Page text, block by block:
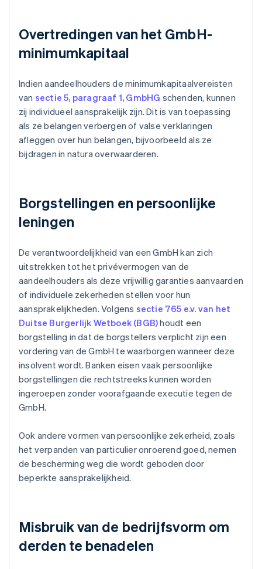
Overtredingen van het GmbH-
minimumkapitaal
Indien aandeelhouders de minimumkapitaalvereisten
van sectie 5, paragraaf 1, GmbHG schenden, kunnen
zij individueel aansprakelijk zijn. Dit is van toepassing
als ze belangen verbergen of valse verklaringen
afleggen over hun belangen, bijvoorbeeld als ze
bijdragen in natura overwaarderen.
Borgstellingen en persoonlijke
leningen
De verantwoordelijkheid van een GmbH kan zich
uitstrekken tot het privévermogen van de
aandeelhouders als deze vrijwillig garanties aanvaarden
of individuele zekerheden stellen voor hun
aansprakelijkheden. Volgens sectie 765 e.v. van het
Duitse Burgerlijk Wetboek (BGB)houdt een
borgstelling in dat de borgstellers verplicht zijn een
vordering van de GmbH te waarborgen wanneer deze
insolvent wordt. Banken eisen vaak persoonlijke
borgstellingen die rechtstreeks kunnen worden
ingeroepen zonder voorafgaande executie tegen de
GmbH.
Ook andere vormen van persoonlijke zekerheid, zoals
het verpanden van particulier onroerend goed, nemen
de bescherming weg die wordt geboden door
beperkte aansprakelijkheid.
Misbruik van de bedrijfsvorm om
derden te benadelen